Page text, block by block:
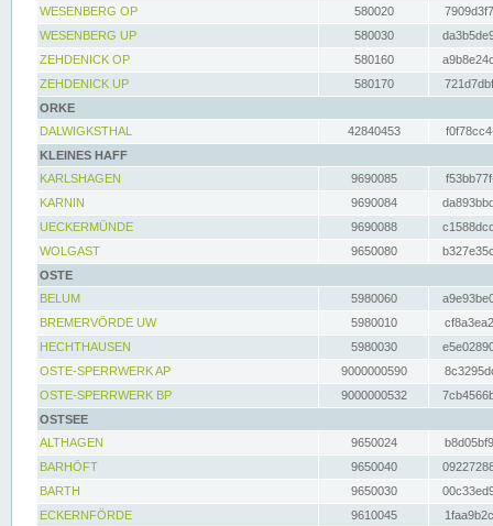
WESENBERG OP
580020
WESENBERG UP
580030
ZEHDENICK OP
580160
ZEHDENICK UP
580170
ORKE
DALWIGKSTHAL
42840453
KLEINES HAFF
KARLSHAGEN
9690085
KARNIN
9690084
UECKERMÜNDE
9690088
WOLGAST
9650080
OSTE
BELUM
5980060
BREMERVÖRDE UW
5980010
HECHTHAUSEN
5980030
OSTE-SPERRWERK AP
9000000590
OSTE-SPERRWERK BP
9000000532
OSTSEE
ALTHAGEN
9650024
BARHÖFT
9650040
BARTH
9650030
ECKERNFÖRDE
9610045